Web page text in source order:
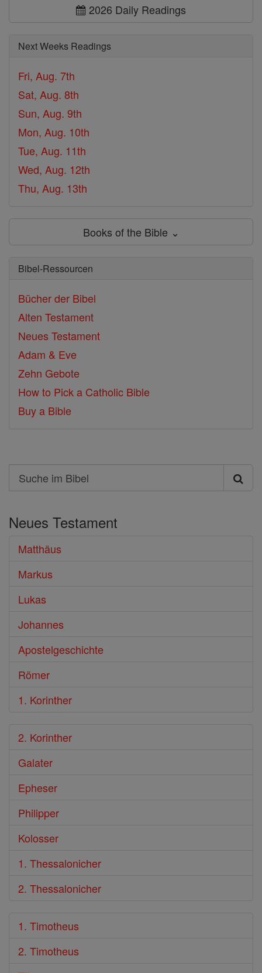
2026 Daily Readings
Next Weeks Readings
Fri, Aug. 7th
Sat, Aug. 8th
Sun, Aug. 9th
Mon, Aug. 10th
Tue, Aug. 11th
Wed, Aug. 12th
Thu, Aug. 13th
Books of the Bible ⌄
Bibel-Ressourcen
Bücher der Bibel
Alten Testament
Neues Testament
Adam & Eve
Zehn Gebote
How to Pick a Catholic Bible
Buy a Bible
Search
Suche
Bibel
Neues Testament
Matthäus
Markus
Lukas
Johannes
Apostelgeschichte
Römer
1. Korinther
2. Korinther
Galater
Epheser
Philipper
Kolosser
1. Thessalonicher
2. Thessalonicher
1. Timotheus
2. Timotheus